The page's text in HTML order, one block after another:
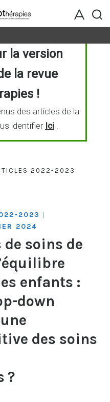
la version
la revue
!
des articles de la
identifier Ici.
2022-2023
2023 |
2024
soins de
enfants :
down
des soins
?